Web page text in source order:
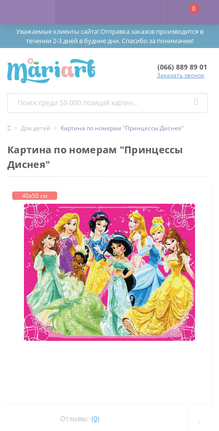
Уважаемые клиенты сайта! Отправка заказов производится в
течении 2-3 дней в будние дни. Спасибо за понимание!
0
(066) 889 89 01
Заказать звонок
Для детей Картина по номерам "Принцессы Диснея"
Картина по номерам "Принцессы
Диснея"
40х50 см
Отзывы: (0)